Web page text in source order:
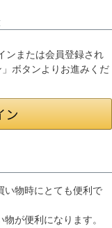
ンまたは会員登録され
ボタンよりお進みくだ
い物時にとても便利で
が便利になります。